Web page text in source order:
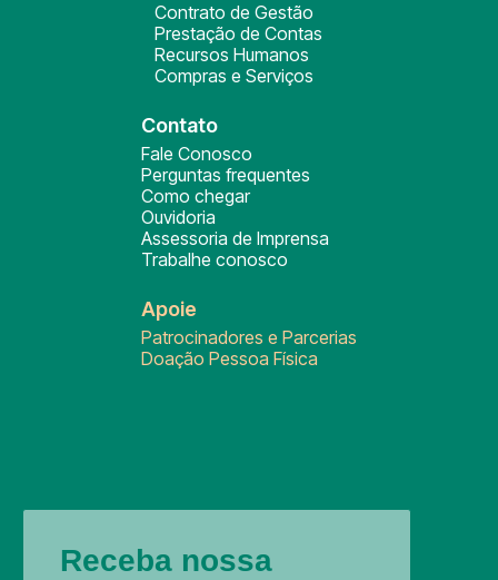
Contrato de Gestão
Prestação de Contas
Recursos Humanos
Compras e Serviços
Contato
Fale Conosco
Perguntas frequentes
Como chegar
Ouvidoria
Assessoria de Imprensa
Trabalhe conosco
Apoie
Patrocinadores e Parcerias
Doação Pessoa Física